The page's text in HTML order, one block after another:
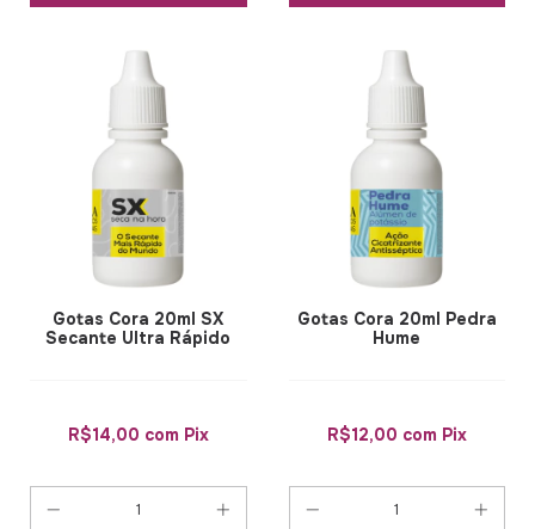
Gotas Cora 20ml SX
Secante Ultra Rápido
R$14,00 com Pix
Gotas Cora 20ml Pedra
Hume
R$12,00 com Pix